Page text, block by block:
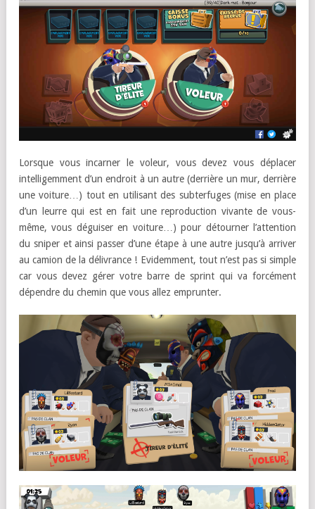
Lorsque vous incarner le voleur, vous devez vous déplacer
intelligemment d’un endroit à un autre (derrière un mur, derrière
une voiture…) tout en utilisant des subterfuges (mise en place
d’un leurre qui est en fait une reproduction vivante de vous-
même, vous déguiser en voiture…) pour détourner l’attention
du sniper et ainsi passer d’une étape à une autre jusqu’à arriver
au camion de la délivrance ! Evidemment, tout n’est pas si simple
car vous devez gérer votre barre de sprint qui va forcément
dépendre du chemin que vous allez emprunter.